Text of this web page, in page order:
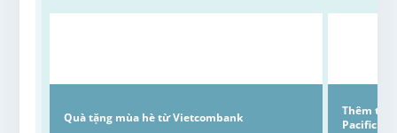
Quà tặng mùa hè từ Vietcombank
Thêm trải
Pacific